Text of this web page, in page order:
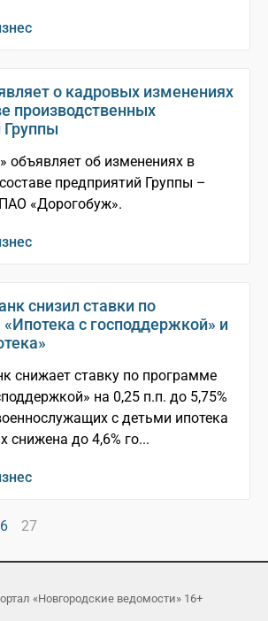
о кадровых изменениях
производственных
Группы
объявляет об изменениях в
предприятий Группы –
«Дорогобуж».
снизил ставки по
с господдержкой» и
снижает ставку по программе
на 0,25 п.п. до 5,75%
с детьми ипотека
снижена до 4,6% го...
27
«Новгородские ведомости» 16+